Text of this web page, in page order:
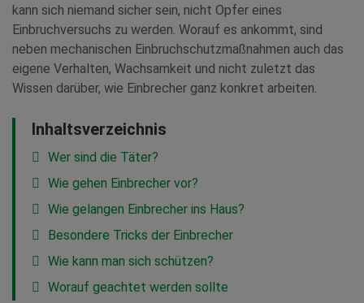
kann sich niemand sicher sein, nicht Opfer eines
Einbruchversuchs zu werden. Worauf es ankommt, sind
neben mechanischen Einbruchschutzmaßnahmen auch das
eigene Verhalten, Wachsamkeit und nicht zuletzt das
Wissen darüber, wie Einbrecher ganz konkret arbeiten.
Inhaltsverzeichnis
Wer sind die Täter?
Wie gehen Einbrecher vor?
Wie gelangen Einbrecher ins Haus?
Besondere Tricks der Einbrecher
Wie kann man sich schützen?
Worauf geachtet werden sollte